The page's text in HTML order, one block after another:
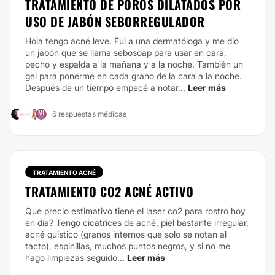
TRATAMIENTO DE POROS DILATADOS POR
USO DE JABÓN SEBORREGULADOR
Hola tengo acné leve. Fui a una dermatóloga y me dio
un jabón que se llama sebosoap para usar en cara,
pecho y espalda a la mañana y a la noche. También un
gel para ponerme en cada grano de la cara a la noche.
Después de un tiempo empecé a notar... Leer más
6 respuestas médicas
TRATAMIENTO ACNÉ
TRATAMIENTO CO2 ACNÉ ACTIVO
Que precio estimativo tiene el laser co2 para rostro hoy
en día? Tengo cicatrices de acné, piel bastante irregular,
acné quistico (granos internos que solo se notan al
tacto), espinillas, muchos puntos negros, y si no me
hago limpiezas seguido... Leer más